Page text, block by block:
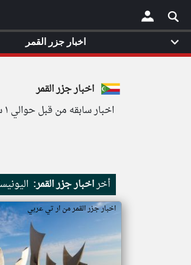
×
اخبار جزر القمر
اخبار سابقه من قبل حوالي ١ ساعة
أخراخبار جزر القمر:
اخبار جزر القمر من ار تي عربي
اخبار جزر القمر